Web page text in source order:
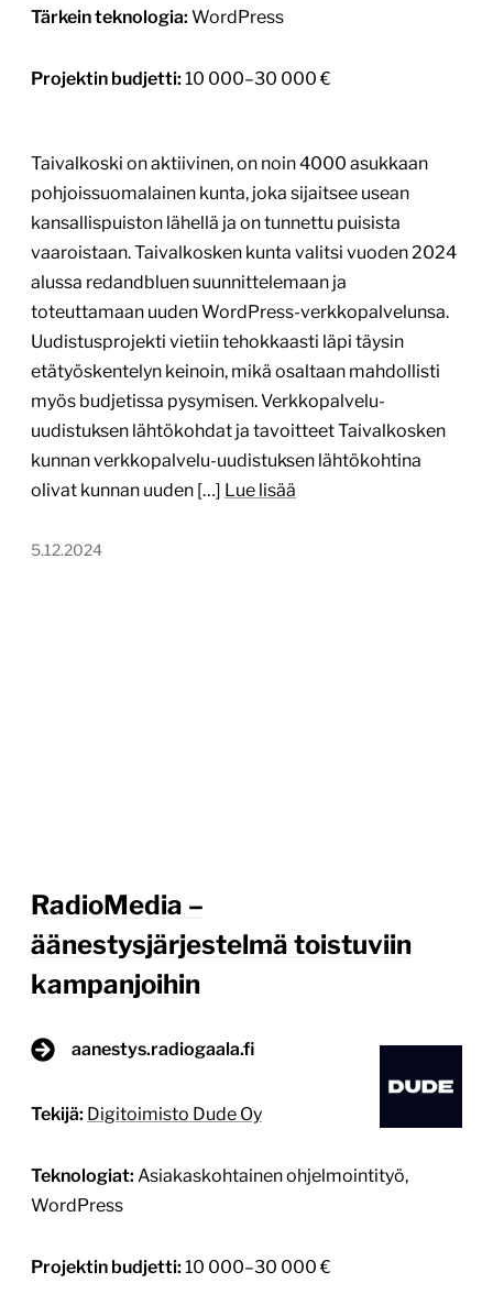
Tärkein teknologia: WordPress
Projektin budjetti: 10 000–30 000 €
Taivalkoski on aktiivinen, on noin 4000 asukkaan
pohjoissuomalainen kunta, joka sijaitsee usean
kansallispuiston lähellä ja on tunnettu puisista
vaaroistaan. Taivalkosken kunta valitsi vuoden 2024
alussa redandbluen suunnittelemaan ja
toteuttamaan uuden WordPress-verkkopalvelunsa.
Uudistusprojekti vietiin tehokkaasti läpi täysin
etätyöskentelyn keinoin, mikä osaltaan mahdollisti
myös budjetissa pysymisen. Verkkopalvelu-
uudistuksen lähtökohdat ja tavoitteet Taivalkosken
kunnan verkkopalvelu-uudistuksen lähtökohtina
olivat kunnan uuden […] Lue lisää
5.12.2024
RadioMedia –
äänestysjärjestelmä toistuviin
kampanjoihin
aanestys.radiogaala.fi
Tekijä: Digitoimisto Dude Oy
Teknologiat: Asiakaskohtainen ohjelmointityö,
WordPress
Projektin budjetti: 10 000–30 000 €